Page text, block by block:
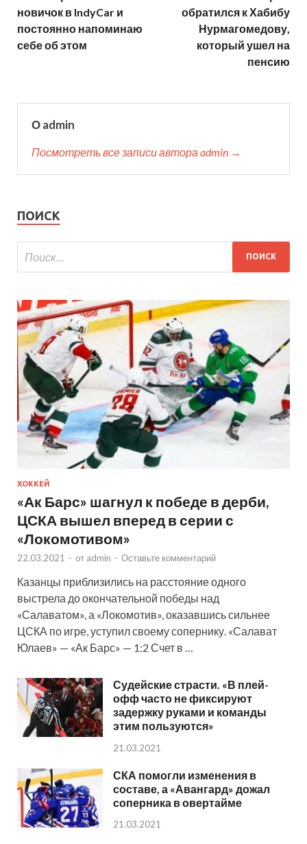
новичок в IndyCar и
постоянно напоминаю
себе об этом
обратился к Хабибу
Нурмагомедову,
который ушел на
пенсию
О admin
Посмотреть все записи автора admin →
ПОИСК
ХОККЕЙ
«Ак Барс» шагнул к победе в дерби,
ЦСКА вышел вперед в серии с
«Локомотивом»
22.03.2021 - от admin - Оставьте комментарий
Казанцы приблизились на расстояние одного
выстрела до окончательной победы над
«Салаватом», а «Локомотив», оказавшись сильнее
ЦСКА по игре, уступил своему сопернику. «Салават
Юлаев» — «Ак Барс» — 1:2 Счет в …
Судейские страсти. «В плей-
офф часто не фиксируют
задержку руками и команды
этим пользуются»
21.03.2021
СКА помогли изменения в
составе, а «Авангард» дожал
соперника в овертайме
21.03.2021